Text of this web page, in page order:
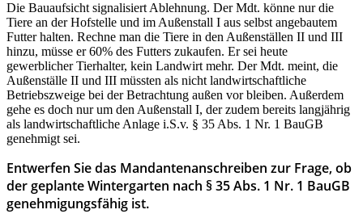
Die Bauaufsicht signalisiert Ablehnung. Der Mdt. könne nur die
Tiere an der Hofstelle und im Außenstall I aus selbst angebautem
Futter halten. Rechne man die Tiere in den Außenställen II und III
hinzu, müsse er 60% des Futters zukaufen. Er sei heute
gewerblicher Tierhalter, kein Landwirt mehr. Der Mdt. meint, die
Außenställe II und III müssten als nicht landwirtschaftliche
Betriebszweige bei der Betrachtung außen vor bleiben. Außerdem
gehe es doch nur um den Außenstall I, der zudem bereits langjährig
als landwirtschaftliche Anlage i.S.v. § 35 Abs. 1 Nr. 1 BauGB
genehmigt sei.
Entwerfen Sie das Mandantenanschreiben zur Frage, ob
der geplante Wintergarten nach § 35 Abs. 1 Nr. 1 BauGB
genehmigungsfähig ist.